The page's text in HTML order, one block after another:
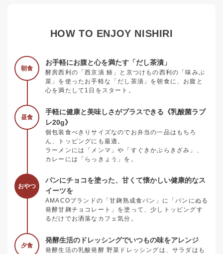
HOW TO ENJOY NISHIRI
朝食
お手軽にお腹と心を満たす「だし茶漬」
酵房西利の「西京漬 鰆」と京つけもの西利の「味みぶ
菜」を使ったお手軽な「だし茶漬」を朝食に、お腹と
心を満たして1日をスタート。
昼食
手軽に健康と美味しさがプラスできる《乳酸菌ラブ
レ20g》
個包装食べきりサイズなのでお弁当の一品はもちろ
ん、トッピングにも最適。
ラーメンには「メンマ」や「すぐきかぶらきざみ」、
カレーには「らっきょう」を。
おやつ
パンにチョコを塗った、甘くて懐かしい健康的なス
イーツを
AMACOブランドの「甘麹熟成食パン」に「パンにぬる
発酵甘麹チョコレート」を塗って、少しトッピングす
るだけでお洒落なカフェ気分。
夕食
発酵生活のドレッシングでいつもの味をアレンジ
発酵生活の乳酸発酵 野菜ドレッシングは、サラダはも